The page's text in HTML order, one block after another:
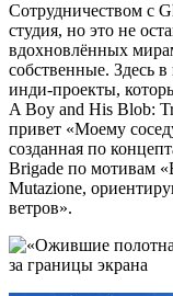
Сотрудничеством с
студия, но это не
вдохновлённых
собственные. Здесь
инди-проекты,
A Boy and His Blob:
привет «Моему
созданная по
Brigade по мотивам
Mutazione,
ветров».